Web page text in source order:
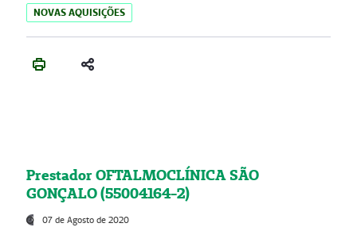
NOVAS AQUISIÇÕES
Prestador OFTALMOCLÍNICA SÃO
GONÇALO (55004164-2)
07 de Agosto de 2020